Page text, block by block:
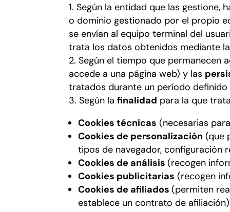
Según la entidad que las gestione,
o dominio gestionado por el propio
se envían al equipo terminal del
trata los datos obtenidos mediante
Según el tiempo que permanecen
accede a una página web) y las
tratados durante un período definido
Según lafinalidad para la que
Cookies técnicas (necesarias
Cookies de personalización (que
tipos de navegador, configuración
Cookies de análisis(recogen
Cookies publicitarias (recogen
Cookies de afiliados(permiten
establece un contrato de